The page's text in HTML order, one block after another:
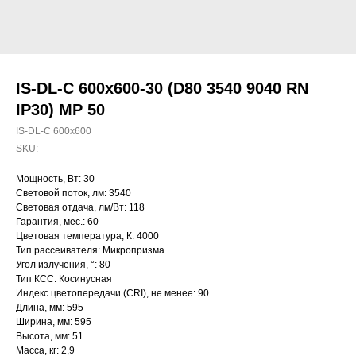
IS-DL-C 600x600-30 (D80 3540 9040 RN
IP30) MP 50
IS-DL-C 600x600
SKU:
Мощность, Вт: 30
Световой поток, лм: 3540
Световая отдача, лм/Вт: 118
Гарантия, мес.: 60
Цветовая температура, К: 4000
Тип рассеивателя: Микропризма
Угол излучения, °: 80
Тип КСС: Косинусная
Индекс цветопередачи (CRI), не менее: 90
Длина, мм: 595
Ширина, мм: 595
Высота, мм: 51
Масса, кг: 2,9